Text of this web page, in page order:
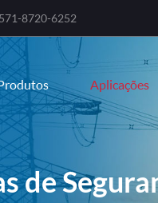
8720-6252
Aplicações
de